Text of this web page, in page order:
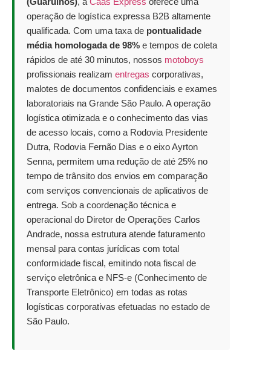
operação de logística expressa B2B altamente
qualificada. Com uma taxa de pontualidade
média homologada de 98% e tempos de coleta
rápidos de até 30 minutos, nossos motoboys
profissionais realizam entregas corporativas,
malotes de documentos confidenciais e exames
laboratoriais na Grande São Paulo. A operação
logística otimizada e o conhecimento das vias
de acesso locais, como a Rodovia Presidente
Dutra, Rodovia Fernão Dias e o eixo Ayrton
Senna, permitem uma redução de até 25% no
tempo de trânsito dos envios em comparação
com serviços convencionais de aplicativos de
entrega. Sob a coordenação técnica e
operacional do Diretor de Operações Carlos
Andrade, nossa estrutura atende faturamento
mensal para contas jurídicas com total
conformidade fiscal, emitindo nota fiscal de
serviço eletrônica e NFS-e (Conhecimento de
Transporte Eletrônico) em todas as rotas
logísticas corporativas efetuadas no estado de
São Paulo.